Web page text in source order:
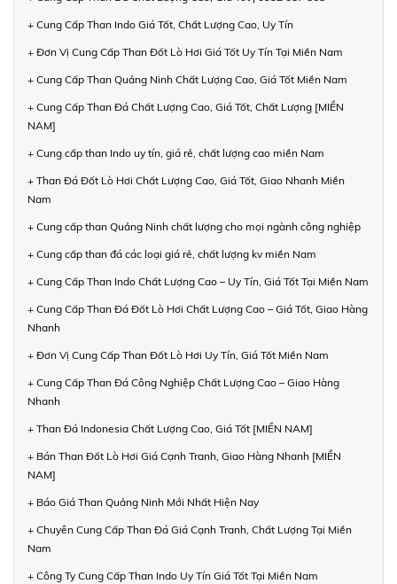
+ Cung Cấp Than Indo Giá Tốt, Chất Lượng Cao, Uy Tín
+ Đơn Vị Cung Cấp Than Đốt Lò Hơi Giá Tốt Uy Tín Tại Miền Nam
+ Cung Cấp Than Quảng Ninh Chất Lượng Cao, Giá Tốt Miền Nam
+ Cung Cấp Than Đá Chất Lượng Cao, Giá Tốt, Chất Lượng [MIỀN
NAM]
+ Cung cấp than Indo uy tín, giá rẻ, chất lượng cao miền Nam
+ Than Đá Đốt Lò Hơi Chất Lượng Cao, Giá Tốt, Giao Nhanh Miền
Nam
+ Cung cấp than Quảng Ninh chất lượng cho mọi ngành công nghiệp
+ Cung cấp than đá các loại giá rẻ, chất lượng kv miền Nam
+ Cung Cấp Than Indo Chất Lượng Cao – Uy Tín, Giá Tốt Tại Miền Nam
+ Cung Cấp Than Đá Đốt Lò Hơi Chất Lượng Cao – Giá Tốt, Giao Hàng
Nhanh
+ Đơn Vị Cung Cấp Than Đốt Lò Hơi Uy Tín, Giá Tốt Miền Nam
+ Cung Cấp Than Đá Công Nghiệp Chất Lượng Cao – Giao Hàng
Nhanh
+ Than Đá Indonesia Chất Lượng Cao, Giá Tốt [MIỀN NAM]
+ Bán Than Đốt Lò Hơi Giá Cạnh Tranh, Giao Hàng Nhanh [MIỀN
NAM]
+ Báo Giá Than Quảng Ninh Mới Nhất Hiện Nay
+ Chuyên Cung Cấp Than Đá Giá Cạnh Tranh, Chất Lượng Tại Miền
Nam
+ Công Ty Cung Cấp Than Indo Uy Tín Giá Tốt Tại Miền Nam